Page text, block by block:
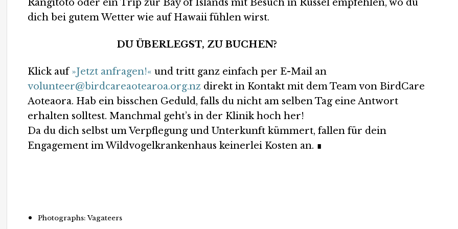
Rangitoto oder ein Trip zur Bay of Islands mit Besuch in Russel empfehlen, wo du
dich bei gutem Wetter wie auf Hawaii fühlen wirst.
DU ÜBERLEGST, ZU BUCHEN?
Klick auf»Jetzt anfragen!« und tritt ganz einfach per E-Mail an
volunteer@birdcareaotearoa.org.nz direkt in Kontakt mit dem Team von BirdCare
Aoteaora. Hab ein bisschen Geduld, falls du nicht am selben Tag eine Antwort
erhalten solltest. Manchmal geht’s in der Klinik hoch her!
Da du dich selbst um Verpflegung und Unterkunft kümmert, fallen für dein
Engagement im Wildvogelkrankenhaus keinerlei Kosten an. ∎
Photographs: Vagateers